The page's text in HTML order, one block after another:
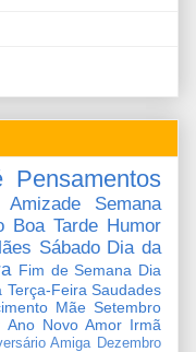
Pensamentos
Amizade
Semana
Boa Tarde Humor
Sábado Dia da
Fim de Semana Dia
Terça-Feira Saudades
Mãe Setembro
Ano Novo Amor Irmã
Amiga Dezembro